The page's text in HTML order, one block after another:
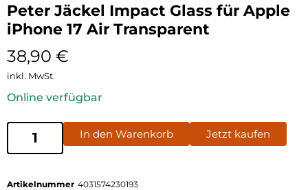
Peter Jäckel Impact Glass für Apple
iPhone 17 Air Transparent
38,90 €
inkl. MwSt.
Online verfügbar
In den Warenkorb Jetzt kaufen
Artikelnummer 4031574230193